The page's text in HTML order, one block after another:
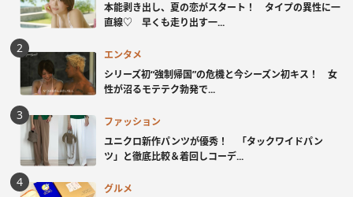
本能剥き出し、夏の恋がスタート！ タイプの異性に一
直線♡ 早くも走り出す一...
エンタメ
シリーズ初“強制帰国”の危機と今シーズン初キス！ 女
性が沼るモテテク勃発で...
ファッション
ユニクロ新作パンツが優秀！ 「タックワイドパン
ツ」と徹底比較＆着回しコーデ...
グルメ